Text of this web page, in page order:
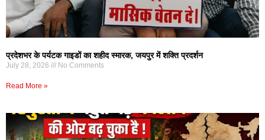
प्रदेशभर के पर्यटक गाइडों का शहीद स्मारक, जयपुर में शक्ति प्रदर्शन
July 28, 2026 No Comments
Read More »